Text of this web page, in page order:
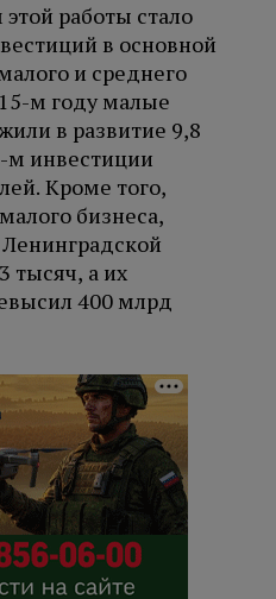
работы стало
в основной
и среднего
м году малые
в развитие 9,8
м инвестиции
Кроме того,
бизнеса,
тысяч, а их
400 млрд